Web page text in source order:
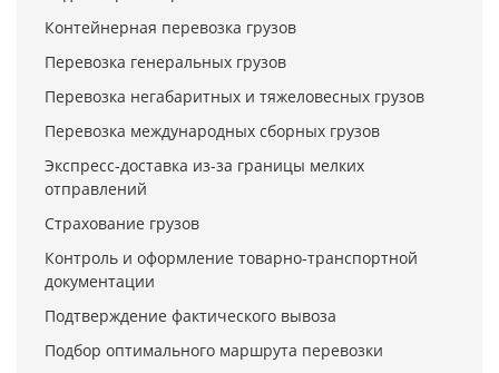
Контейнерная перевозка грузов
Перевозка генеральных грузов
Перевозка негабаритных и тяжеловесных грузов
Перевозка международных сборных грузов
Экспресс-доставка из-за границы мелких
отправлений
Страхование грузов
Контроль и оформление товарно-транспортной
документации
Подтверждение фактического вывоза
Подбор оптимального маршрута перевозки